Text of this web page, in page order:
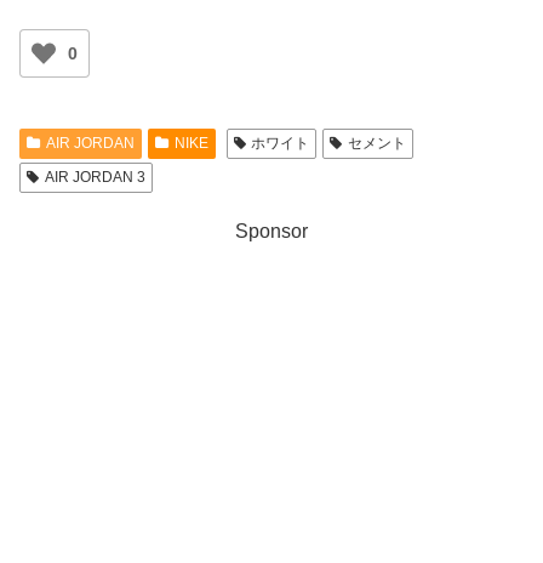
0
AIR JORDAN NIKE ホワイト
セメント
AIR JORDAN 3
Sponsor